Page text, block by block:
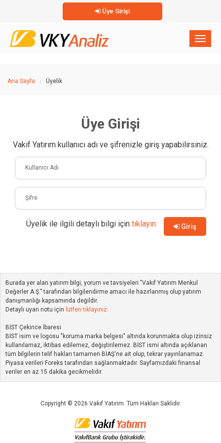
Üye Girişi
×
Ana Sayfa Üyelik
Üye Girişi
Vakıf Yatırım kullanıcı adı ve şifrenizle giriş yapabilirsiniz.
Giriş
Üyelik ile ilgili detaylı bilgi için tıklayın.
Burada yer alan yatırım bilgi, yorum ve tavsiyeleri "Vakıf Yatırım Menkul
Değerler A.Ş.” tarafından bilgilendirme amacı ile hazırlanmış olup yatırım
danışmanlığı kapsamında değildir.
Detaylı uyarı notu için lütfen tıklayınız.
BİST Çekince İbaresi
BİST isim ve logosu "koruma marka belgesi" altında korunmakta olup izinsiz
kullanılamaz, iktibas edilemez, değiştirilemez. BİST ismi altında açıklanan
tüm bilgilerin telif hakları tamamen BİAŞ'ne ait olup, tekrar yayınlanamaz.
Piyasa verileri Foreks tarafından sağlanmaktadır. Sayfamızdaki finansal
veriler en az 15 dakika gecikmelidir.
Copyright © 2026 Vakıf Yatırım. Tüm Hakları Saklıdır.